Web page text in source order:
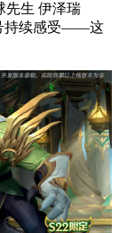
先生 伊泽瑞
持续感受——这